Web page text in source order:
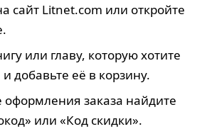
сайт Litnet.com или откройте
или главу, которую хотите
добавьте её в корзину.
оформления заказа найдите
или «Код скидки».